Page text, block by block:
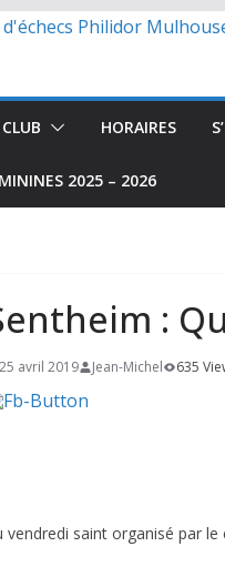
HORAIRES
2025 – 2026
:
25 avril 2019 Jean-Michel 635
vendredi saint organisé par le